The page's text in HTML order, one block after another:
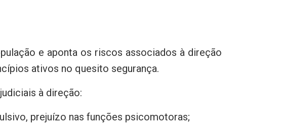
e aponta os riscos associados à direção
ativos no quesito segurança.
à direção:
prejuízo nas funções psicomotoras;